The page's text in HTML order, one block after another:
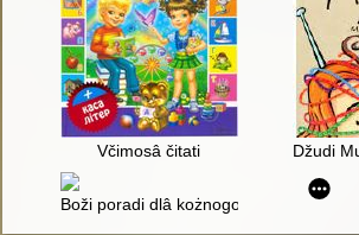
Včimosâ čitati Džudi
Boži poradi dlâ kożnogo : podružžâ!